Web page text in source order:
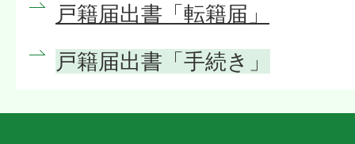
戸籍届出書「転籍届」
戸籍届出書「手続き」